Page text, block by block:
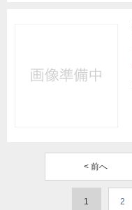
< 前へ
1 2